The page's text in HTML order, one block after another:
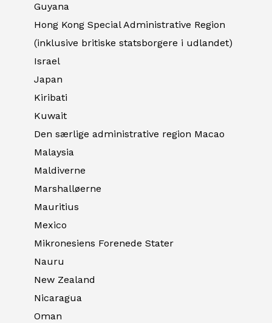
Guyana
Hong Kong Special Administrative Region
(inklusive britiske statsborgere i udlandet)
Israel
Japan
Kiribati
Kuwait
Den særlige administrative region Macao
Malaysia
Maldiverne
Marshalløerne
Mauritius
Mexico
Mikronesiens Forenede Stater
Nauru
New Zealand
Nicaragua
Oman